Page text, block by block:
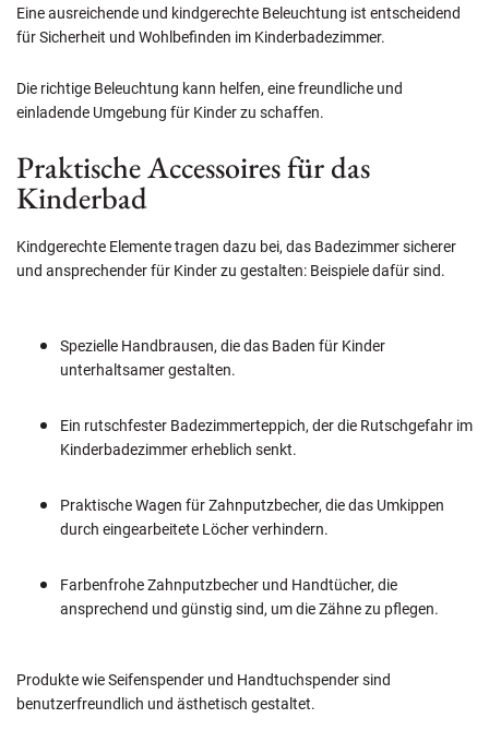
Eine ausreichende und kindgerechte Beleuchtung ist entscheidend
für Sicherheit und Wohlbefinden im Kinderbadezimmer.
Die richtige Beleuchtung kann helfen, eine freundliche und
einladende Umgebung für Kinder zu schaffen.
Praktische Accessoires für das
Kinderbad
Kindgerechte Elemente tragen dazu bei, das Badezimmer sicherer
und ansprechender für Kinder zu gestalten: Beispiele dafür sind.
Spezielle Handbrausen, die das Baden für Kinder
unterhaltsamer gestalten.
Ein rutschfester Badezimmerteppich, der die Rutschgefahr im
Kinderbadezimmer erheblich senkt.
Praktische Wagen für Zahnputzbecher, die das Umkippen
durch eingearbeitete Löcher verhindern.
Farbenfrohe Zahnputzbecher und Handtücher, die
ansprechend und günstig sind, um die Zähne zu pflegen.
Produkte wie Seifenspender und Handtuchspender sind
benutzerfreundlich und ästhetisch gestaltet.